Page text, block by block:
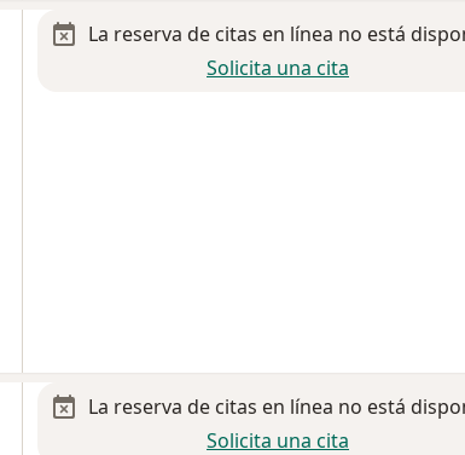
La reserva de citas en línea no está
Solicita una cita
La reserva de citas en línea no está
Solicita una cita